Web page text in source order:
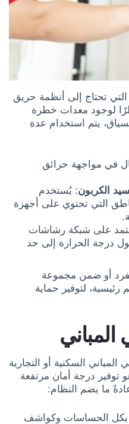
تحتاج إلى أنظمة حريق
نظرًا لوجود معدات خطرة
يتم استخدام عدة
في مواجهة حرائق
الكربون: يُستخدم
التي تحتوي على أجهزة
على شبكة رشاشات
درجة الحرارة إلى حد
أو ضمن مجموعة
لتوفير حماية
السكنية أو التجارية
توفير درجة أمان مرتفعة
ما يضم النظام:
الحساسات وكواشف